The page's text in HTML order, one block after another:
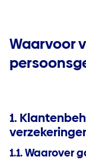
Waarvoor
1.
1.1. Waarover